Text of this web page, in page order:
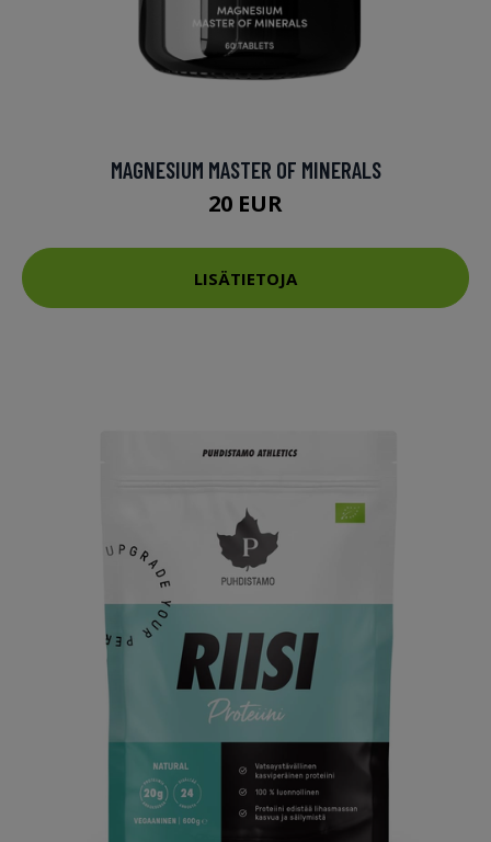
MAGNESIUM MASTER OF MINERALS
20 EUR
LISÄTIETOJA